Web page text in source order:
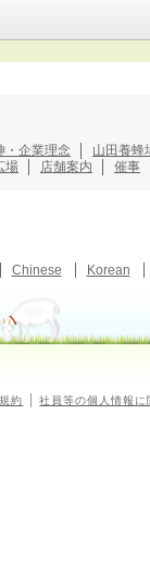
・企業理念
山田養蜂
場 店舗案内 催事
Chinese Korean
約 社員等の個人情報